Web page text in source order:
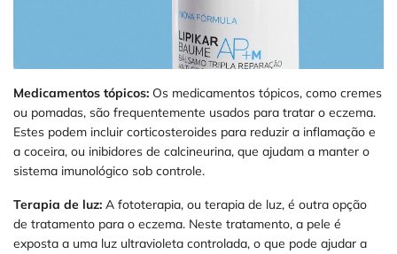
Medicamentos tópicos: Os medicamentos tópicos, como cremes
ou pomadas, são frequentemente usados para tratar o eczema.
Estes podem incluir corticosteroides para reduzir a inflamação e
a coceira, ou inibidores de calcineurina, que ajudam a manter o
sistema imunológico sob controle.
Terapia de luz: A fototerapia, ou terapia de luz, é outra opção
de tratamento para o eczema. Neste tratamento, a pele é
exposta a uma luz ultravioleta controlada, o que pode ajudar a